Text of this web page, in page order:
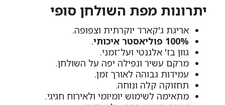
יתרונות מפת השולחן סופי
אריגת ג'קארד יוקרתית וצפופה.
100% פוליאסטר איכותי
.
גוון בז' אלגנטי ועל־זמני.
מרקם עשיר ונפילה יפה על השולחן.
עמידות גבוהה לאורך זמן.
תחזוקה קלה ונוחה.
מתאימה לשימוש יומיומי ולאירוח חגיגי.